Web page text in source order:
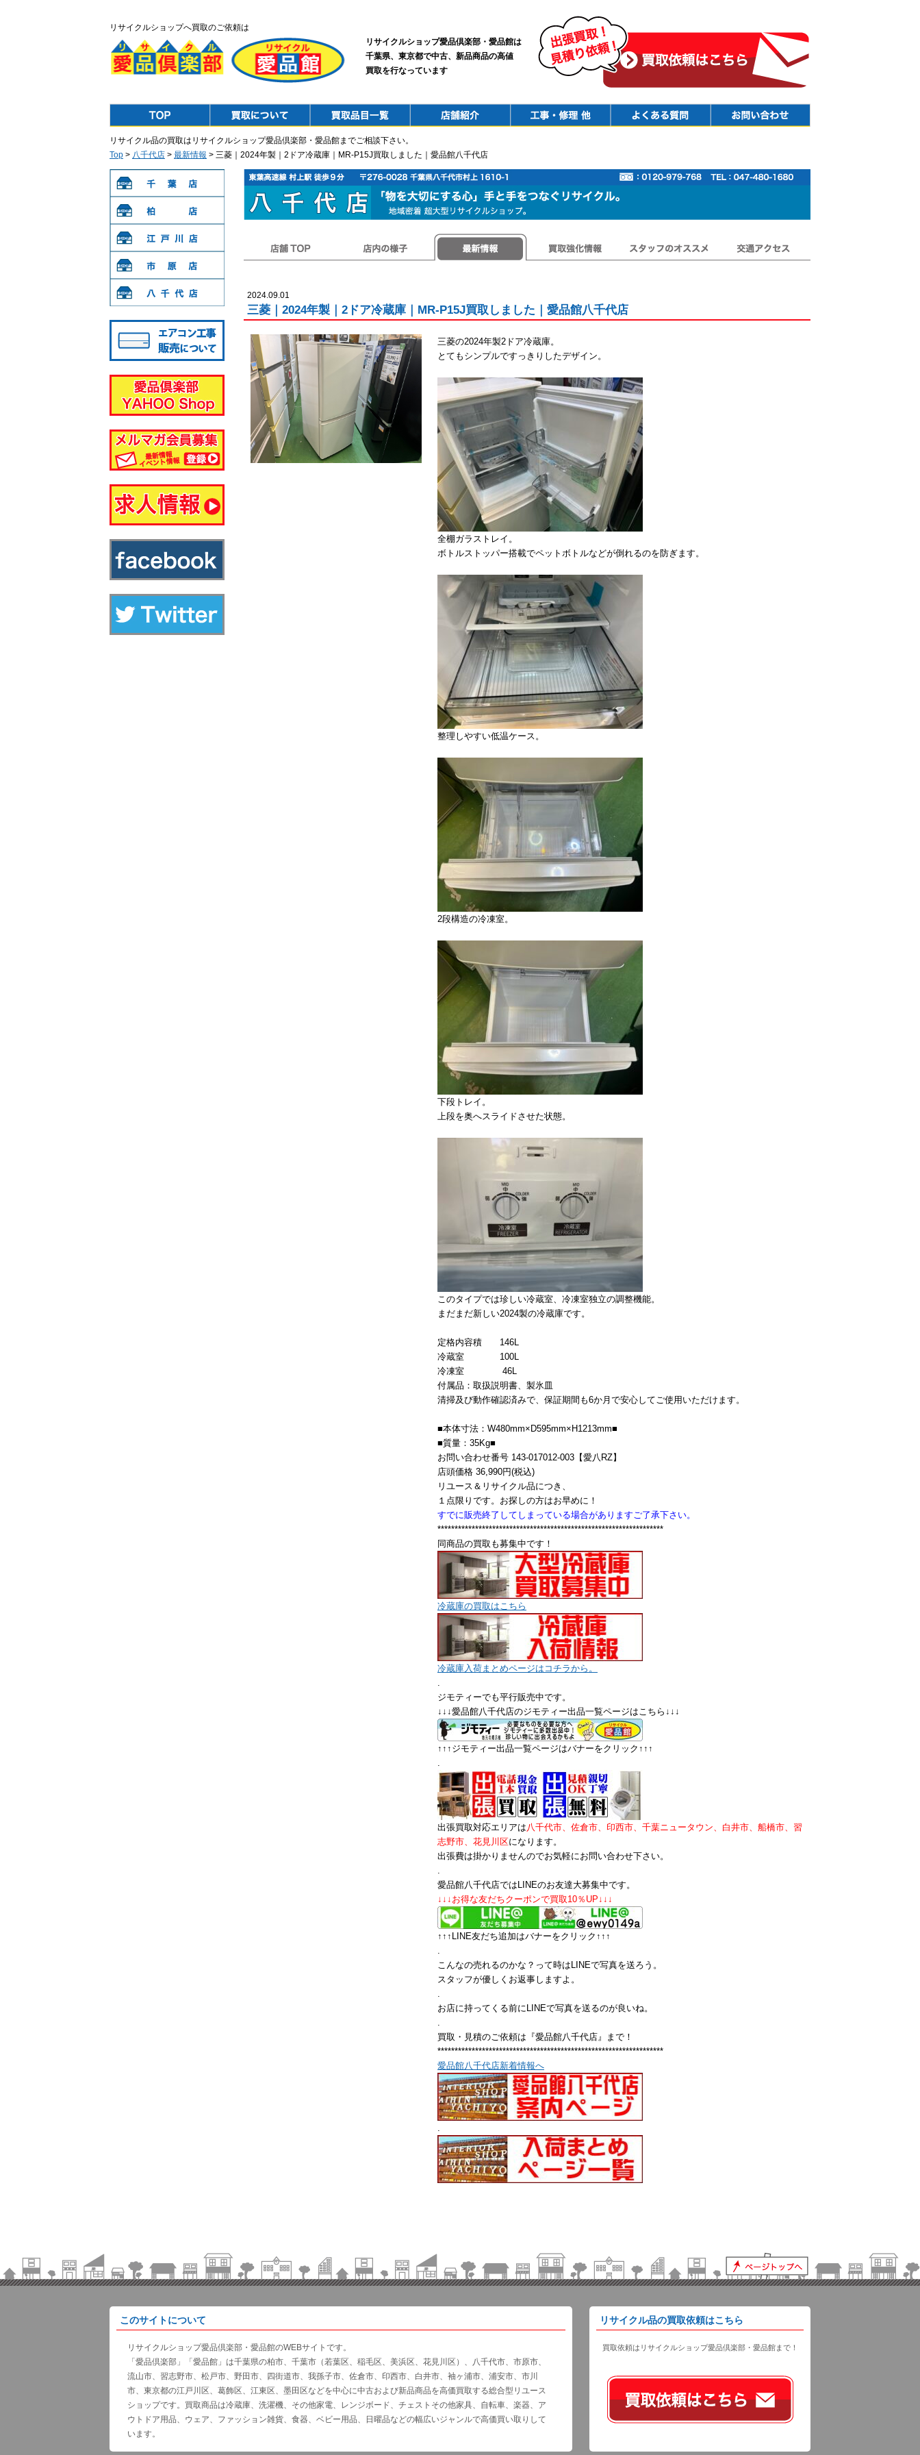
リサイクルショップへ買取のご依頼は
リサイクルショップ愛品倶楽部・愛品館は
千葉県、東京都で中古、新品商品の高値
買取を行なっています
リサイクル品の買取はリサイクルショップ愛品倶楽部・愛品館までご相談下さい。
Top > 八千代店 > 最新情報 > 三菱｜2024年製｜2ドア冷蔵庫｜MR-P15J買取しました｜愛品館八千代店
2024.09.01
三菱｜2024年製｜2ドア冷蔵庫｜MR-P15J買取しました｜愛品館八千代店
三菱の2024年製2ドア冷蔵庫。
とてもシンプルですっきりしたデザイン。
全棚ガラストレイ。
ボトルストッパー搭載でペットボトルなどが倒れるのを防ぎます。
整理しやすい低温ケース。
2段構造の冷凍室。
下段トレイ。
上段を奥へスライドさせた状態。
このタイプでは珍しい冷蔵室、冷凍室独立の調整機能。
まだまだ新しい2024製の冷蔵庫です。
定格内容積 146L
冷蔵室 100L
冷凍室 46L
付属品：取扱説明書、製氷皿
清掃及び動作確認済みで、保証期間も6か月で安心してご使用いただけます。
■本体寸法：W480mm×D595mm×H1213mm■
■質量：35Kg■
お問い合わせ番号 143-017012-003【愛八RZ】
店頭価格 36,990円(税込)
リユース＆リサイクル品につき、
１点限りです。お探しの方はお早めに！
すでに販売終了してしまっている場合がありますご了承下さい。
******************************************************************
同商品の買取も募集中です！
冷蔵庫の買取はこちら
冷蔵庫入荷まとめページはコチラから。
.
ジモティーでも平行販売中です。
↓↓↓愛品館八千代店のジモティー出品一覧ページはこちら↓↓↓
↑↑↑ジモティー出品一覧ページはバナーをクリック↑↑↑
.
出張買取対応エリアは八千代市、佐倉市、印西市、千葉ニュータウン、白井市、船橋市、習
志野市、花見川区になります。
出張費は掛かりませんのでお気軽にお問い合わせ下さい。
.
愛品館八千代店ではLINEのお友達大募集中です。
↓↓↓お得な友だちクーポンで買取10％UP↓↓↓
↑↑↑LINE友だち追加はバナーをクリック↑↑↑
.
こんなの売れるのかな？って時はLINEで写真を送ろう。
スタッフが優しくお返事しますよ。
.
お店に持ってくる前にLINEで写真を送るのが良いね。
.
買取・見積のご依頼は『愛品館八千代店』まで！
******************************************************************
愛品館八千代店新着情報へ
.
このサイトについて
リサイクルショップ愛品倶楽部・愛品館のWEBサイトです。
「愛品倶楽部」「愛品館」は千葉県の柏市、千葉市（若葉区、稲毛区、美浜区、花見川区）、八千代市、市原市、
流山市、習志野市、松戸市、野田市、四街道市、我孫子市、佐倉市、印西市、白井市、袖ヶ浦市、浦安市、市川
市、東京都の江戸川区、葛飾区、江東区、墨田区などを中心に中古および新品商品を高価買取する総合型リユース
ショップです。買取商品は冷蔵庫、洗濯機、その他家電、レンジボード、チェストその他家具、自転車、楽器、ア
ウトドア用品、ウェア、ファッション雑貨、食器、ベビー用品、日曜品などの幅広いジャンルで高価買い取りして
います。
リサイクル品の買取依頼はこちら
買取依頼はリサイクルショップ愛品倶楽部・愛品館まで！